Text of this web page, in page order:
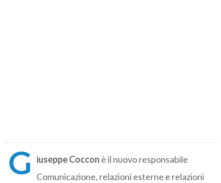
G iuseppe Coccon è il nuovo responsabile
Comunicazione, relazioni esterne e relazioni